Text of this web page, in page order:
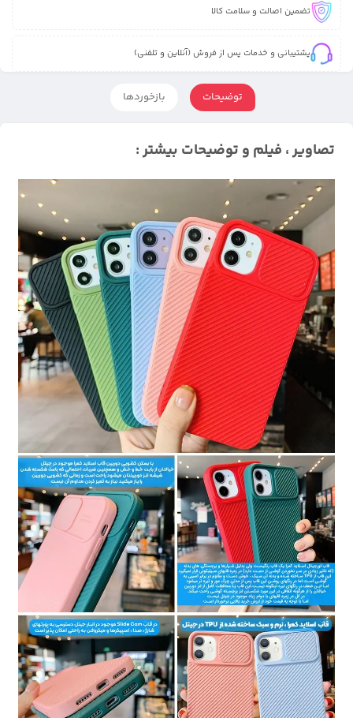
تضمین اصالت و سلامت کالا
پشتیبانی و خدمات پس از فروش (آنلاین و تلفنی)
توضیحات بازخوردها
تصاویر ، فیلم و توضیحات بیشتر :